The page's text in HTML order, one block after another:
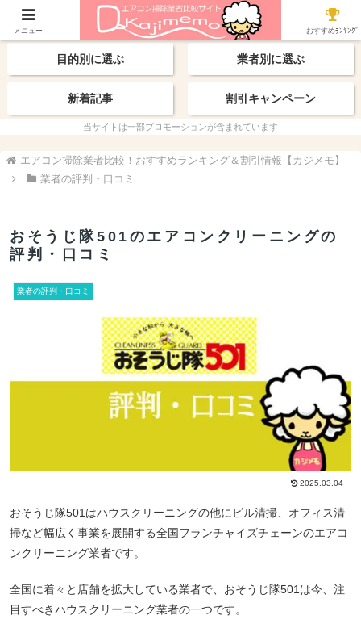
【最新】おすすめ業者 エリアから探す
目的別に選ぶ 業者別に選ぶ
新着記事 割引キャンペーン
当サイトは一部プロモーションが含まれています
エアコン掃除業者比較！おすすめランキング＆割引情報【カジメモ】
業者の評判・口コミ
おそうじ隊501のエアコンクリーニングの
評判・口コミ
業者の評判・口コミ
2025.03.04
おそうじ隊501はハウスクリーニングの他にビル清掃、オフィス清
掃など幅広く事業を展開する全国フランチャイズチェーンのエアコ
ンクリーニング業者です。
全国に着々と店舗を拡大している業者で、おそうじ隊501は今、注
目すべきハウスクリーニング業者の一つです。
メニュー おすすめﾗﾝｷﾝｸﾞ